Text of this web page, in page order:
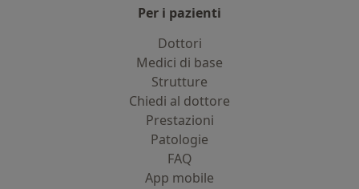
Per i pazienti
Dottori
Medici di base
Strutture
Chiedi al dottore
Prestazioni
Patologie
FAQ
App mobile